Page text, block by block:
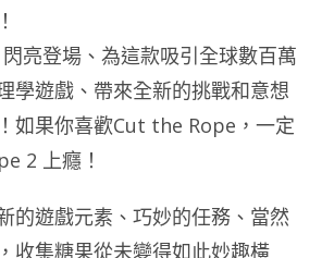
亮登場、為這款吸引全球數百萬
學遊戲、帶來全新的挑戰和意想
如果你喜歡Cut the Rope，一定
2 上癮！
的遊戲元素、巧妙的任務、當然
收集糖果從未變得如此妙趣橫